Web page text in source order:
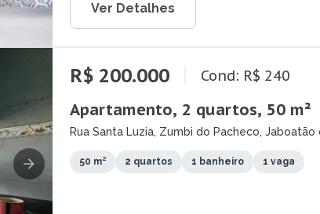
Ver Detalhes
R$ 200.000 Cond: R$ 240
Apartamento, 2 quartos, 50 m²
Rua Santa Luzia, Zumbi do Pacheco, Jaboatão
50 m² 2 quartos 1 banheiro 1 vaga